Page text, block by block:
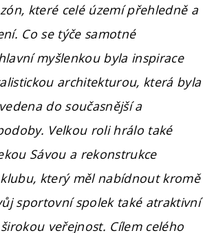
které celé území přehledně a
Co se týče samotné
myšlenkou byla inspirace
architekturou, která byla
do současnější a
Velkou roli hrálo také
Sávou a rekonstrukce
který měl nabídnout kromě
sportovní spolek také atraktivní
veřejnost. Cílem celého